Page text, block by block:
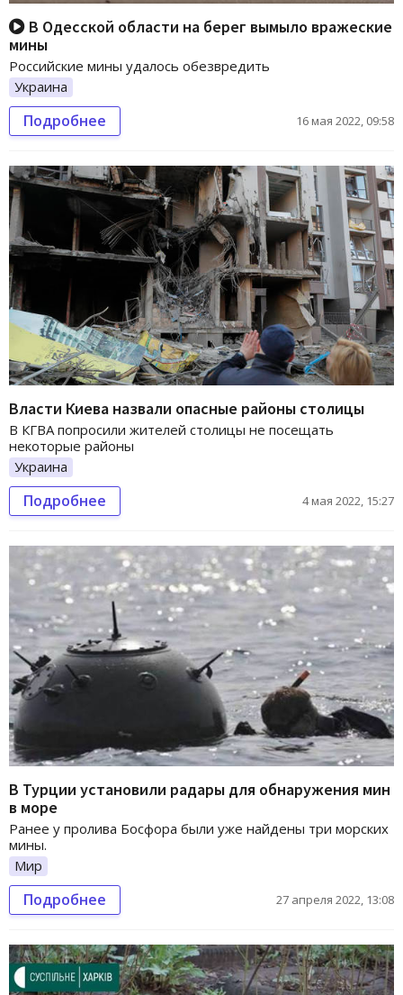
В Одесской области на берег вымыло вражеские
мины
Российские мины удалось обезвредить
Украина
Подробнее 16 мая 2022, 09:58
Власти Киева назвали опасные районы столицы
В КГВА попросили жителей столицы не посещать
некоторые районы
Украина
Подробнее 4 мая 2022, 15:27
В Турции установили радары для обнаружения мин
в море
Ранее у пролива Босфора были уже найдены три морских
мины.
Мир
Подробнее 27 апреля 2022, 13:08